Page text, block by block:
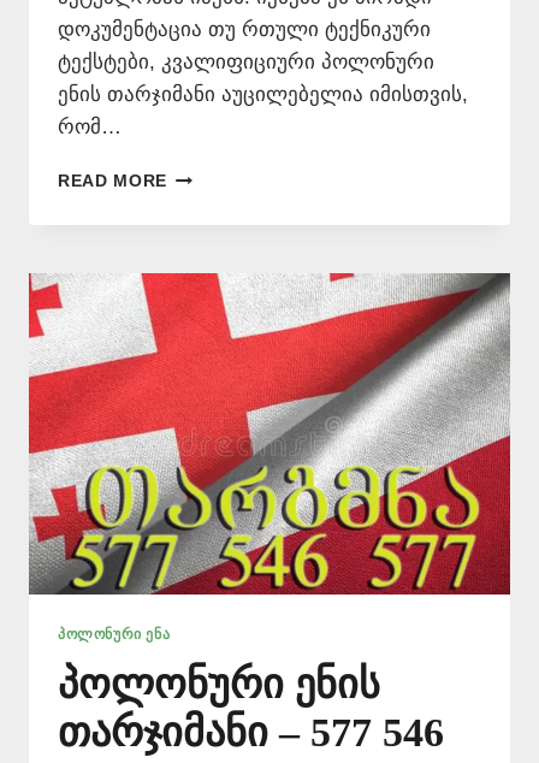
დოკუმენტაცია თუ რთული ტექნიკური
ტექსტები, კვალიფიციური პოლონური
ენის თარჯიმანი აუცილებელია იმისთვის,
რომ…
READ MORE ᲞᲝᲚᲝᲜᲣᲠᲘ
ᲗᲐᲠᲒᲛᲜᲐ
577
546
577
ᲞᲝᲚᲝᲜᲣᲠᲘ ᲔᲜᲐ
პოლონური ენის
თარჯიმანი – 577 546